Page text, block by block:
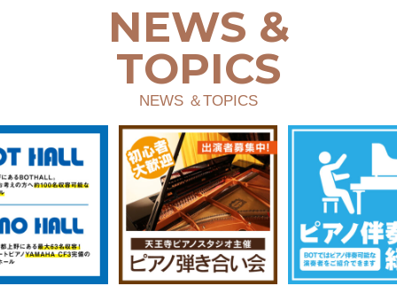
NEWS &
TOPICS
NEWS ＆TOPICS